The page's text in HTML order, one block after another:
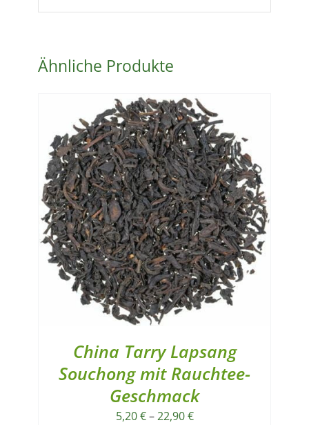
Ähnliche Produkte
China Tarry Lapsang
Souchong mit Rauchtee-
Geschmack
5,20€–22,90€